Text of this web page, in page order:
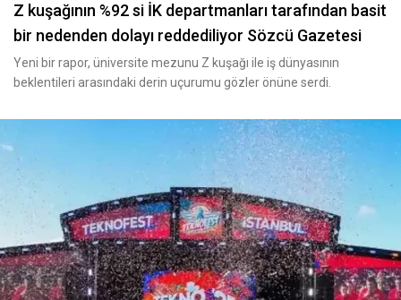
Z kuşağının %92 si İK departmanları tarafından basit
bir nedenden dolayı reddediliyor Sözcü Gazetesi
Yeni bir rapor, üniversite mezunu Z kuşağı ile iş dünyasının
beklentileri arasındaki derin uçurumu gözler önüne serdi.